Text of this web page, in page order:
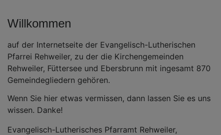
Willkommen
auf der Internetseite der Evangelisch-Lutherischen
Pfarrei Rehweiler, zu der die Kirchengemeinden
Rehweiler, Füttersee und Ebersbrunn mit ingesamt 870
Gemeindegliedern gehören.
Wenn Sie hier etwas vermissen, dann lassen Sie es uns
wissen. Danke!
Evangelisch-Lutherisches Pfarramt Rehweiler,